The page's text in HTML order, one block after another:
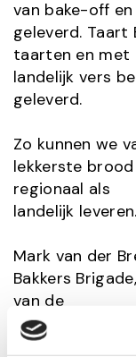
van bake-off
geleverd. Taart
taarten en met
landelijk vers
geleverd.
Zo kunnen we
lekkerste
regionaal als
landelijk
Mark van der
Bakkers
van de
Top Bakkers
Besseling de